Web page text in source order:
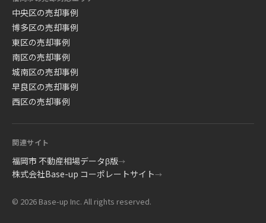
中央区の売却事例
博多区の売却事例
東区の売却事例
南区の売却事例
城南区の売却事例
早良区の売却事例
西区の売却事例
関連サイト
福岡市 不動産相場データβ版→
株式会社Base-up コーポレートサイト→
© 2026 Base-up Inc. All rights reserved.